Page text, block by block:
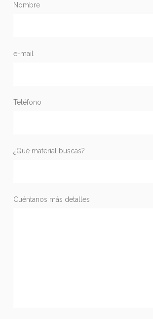
Nombre
e-mail
Teléfono
¿Qué material buscas?
Cuéntanos más detalles